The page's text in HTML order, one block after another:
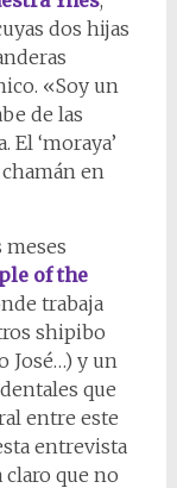
dos hijas
«Soy un
de las
El ‘moraya’
en
meses
of the
trabaja
shipibo
José…) y un
que
entre este
entrevista
claro que no